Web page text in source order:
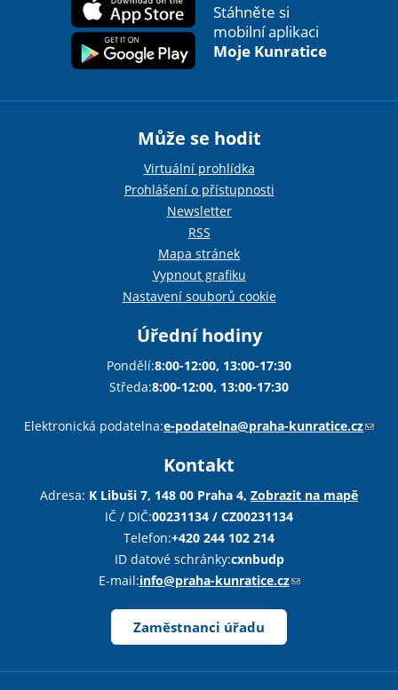
Stáhněte si
mobilní aplikaci
Moje Kunratice
Může se hodit
Virtuální prohlídka
Prohlášení o přístupnosti
Newsletter
RSS
Mapa stránek
Vypnout grafiku
Nastavení souborů cookie
Úřední hodiny
Pondělí:8:00-12:00, 13:00-17:30
Středa:8:00-12:00, 13:00-17:30
Elektronická podatelna:e-podatelna@praha-kunratice.cz(
Kontakt
Adresa: K Libuši 7, 148 00 Praha 4, Zobrazit na mapě
IČ / DIČ:00231134 / CZ00231134
Telefon:+420 244 102 214
ID datové schránky:cxnbudp
E-mail:info@praha-kunratice.cz(
Zaměstnanci úřadu